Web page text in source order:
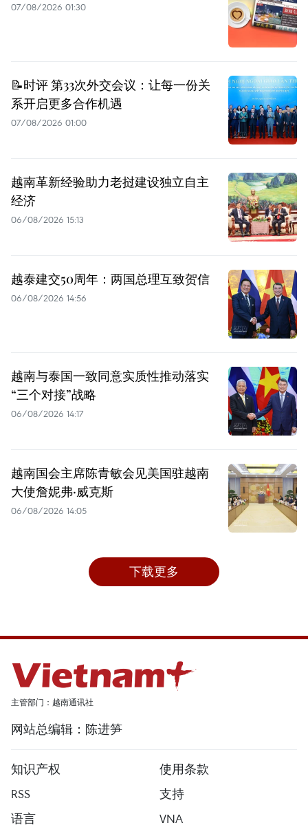
07/08/2026 01:30
📝时评 第33次外交会议：让每一份关
系开启更多合作机遇
07/08/2026 01:00
越南革新经验助力老挝建设独立自主
经济
06/08/2026 15:13
越泰建交50周年：两国总理互致贺信
06/08/2026 14:56
越南与泰国一致同意实质性推动落实
“三个对接”战略
06/08/2026 14:17
越南国会主席陈青敏会见美国驻越南
大使詹妮弗·威克斯
06/08/2026 14:05
下载更多
主管部门：越南通讯社
网站总编辑：陈进笋
知识产权
使用条款
RSS
支持
语言
VNA